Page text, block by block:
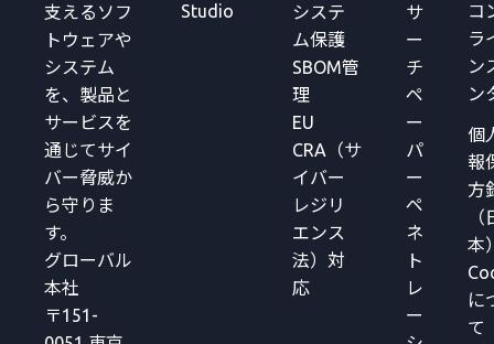
支えるソフ
トウェアや
システム
を、製品と
サービスを
通じてサイ
バー脅威か
ら守りま
す。
グローバル
本社
〒151-
Studio
システ
ム保護
SBOM管
理
EU
CRA（サ
イバー
レジリ
エンス
法）対
応
サ
ー
チ
ペ
ー
パ
ー
ペ
ネ
ト
レ
ー
コ
ラ
ン
ン
個
報
方
（
本
に
て